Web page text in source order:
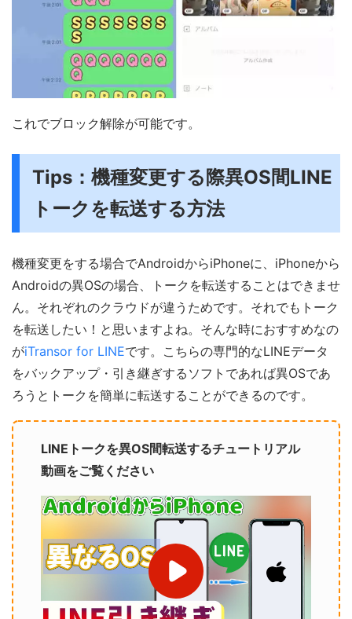
これでブロック解除が可能です。
Tips：機種変更する際異OS間LINE
トークを転送する方法
機種変更をする場合でAndroidからiPhoneに、iPhoneから
Androidの異OSの場合、トークを転送することはできませ
ん。それぞれのクラウドが違うためです。それでもトーク
を転送したい！と思いますよね。そんな時におすすめなの
がiTransor for LINEです。こちらの専門的なLINEデータ
をバックアップ・引き継ぎするソフトであれば異OSであ
ろうとトークを簡単に転送することができるのです。
LINEトークを異OS間転送するチュートリアル
動画をご覧ください